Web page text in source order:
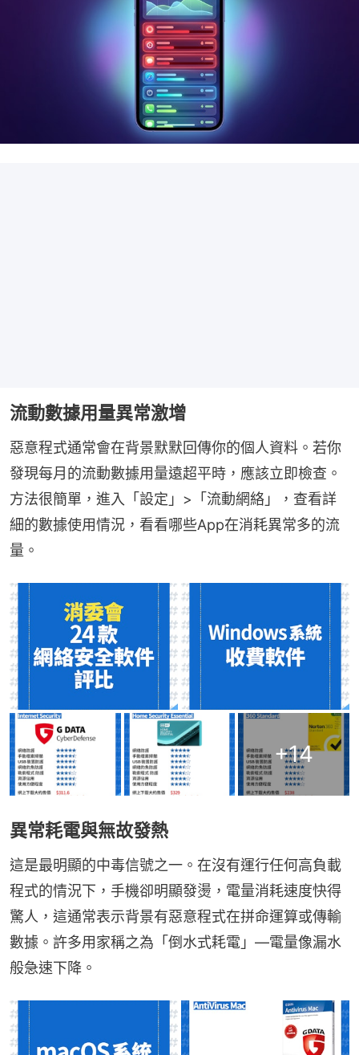
流動數據用量異常激增
惡意程式通常會在背景默默回傳你的個人資料。若你
發現每月的流動數據用量遠超平時，應該立即檢查。
方法很簡單，進入「設定」>「流動網絡」，查看詳
細的數據使用情況，看看哪些App在消耗異常多的流
量。
+14
異常耗電與無故發熱
這是最明顯的中毒信號之一。在沒有運行任何高負載
程式的情況下，手機卻明顯發燙，電量消耗速度快得
驚人，這通常表示背景有惡意程式在拼命運算或傳輸
數據。許多用家稱之為「倒水式耗電」—電量像漏水
般急速下降。